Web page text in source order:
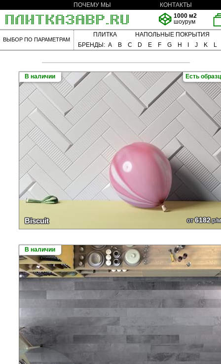
ПОЧЕМУ МЫ
КОНТАКТЫ
1000 м2
шоурум
ВЫБОР ПО ПАРАМЕТРАМ
ПЛИТКА
НАПОЛЬНЫЕ ПОКРЫТИЯ
БРЕНДЫ: A B C D E F G H J K L
Есть
В наличии
Biscuit от6182р/
В наличии